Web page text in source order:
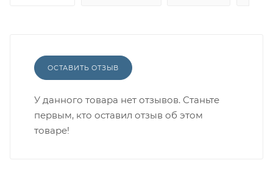
ОСТАВИТЬ ОТЗЫВ
У данного товара нет отзывов. Станьте
первым, кто оставил отзыв об этом
товаре!